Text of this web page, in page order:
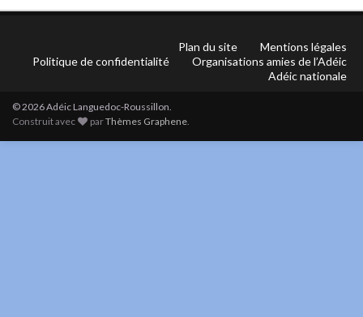
Plan du site
Mentions légales
Politique de confidentialité
Organisations amies de l’Adéic
Adéic nationale
© 2026 Adéic Languedoc-Roussillon.
Construit avec
parThèmes Graphene